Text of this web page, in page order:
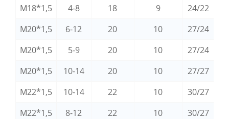
M18*1,5
4-8 18 9
24/22
M20*1,5
6-12 20 10
27/24
M20*1,5
5-9 20 10
27/24
M20*1,5
10-14 20 10
27/27
M22*1,5
10-14 22 10
30/27
M22*1,5
8-12 22 10
30/27